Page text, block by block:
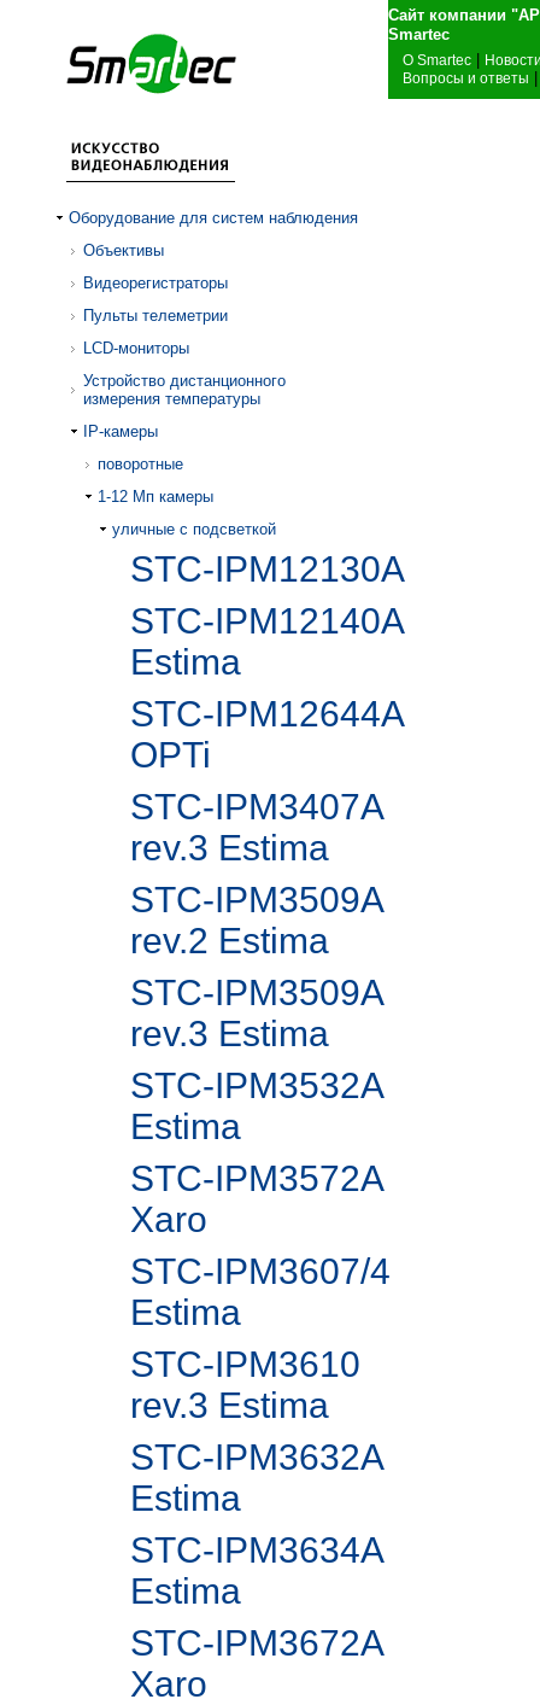
Сайт компании
О Smartec
Вопросы и ответы
Оборудование для систем наблюдения
Объективы
Видеорегистраторы
Пульты телеметрии
LCD-мониторы
Устройство дистанционного
измерения температуры
IP-камеры
поворотные
1-12 Mп камеры
уличные с подсветкой
STC-IPM12130A
STC-IPM12140A
Estima
STC-IPM12644A
OPTi
STC-IPM3407A
rev.3 Estima
STC-IPM3509A
rev.2 Estima
STC-IPM3509A
rev.3 Estima
STC-IPM3532A
Estima
STC-IPM3572A
Xaro
STC-IPM3607/4
Estima
STC-IPM3610
rev.3 Estima
STC-IPM3632A
Estima
STC-IPM3634A
Estima
STC-IPM3672A
Xaro